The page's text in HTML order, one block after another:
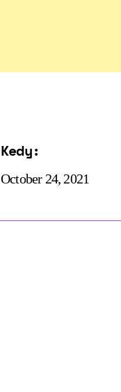
Kedy:
October 24, 2021